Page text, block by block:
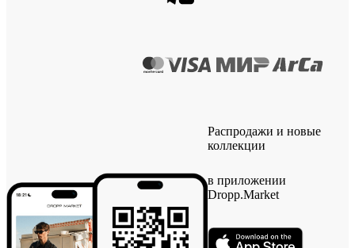
Распродажи и новые
коллекции
в приложении
Dropp.Market